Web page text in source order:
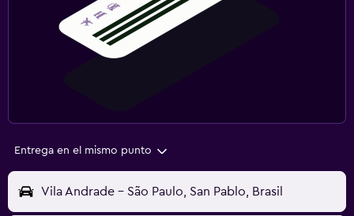
Entrega en el mismo punto
Vila Andrade - São Paulo, San Pablo, Brasil